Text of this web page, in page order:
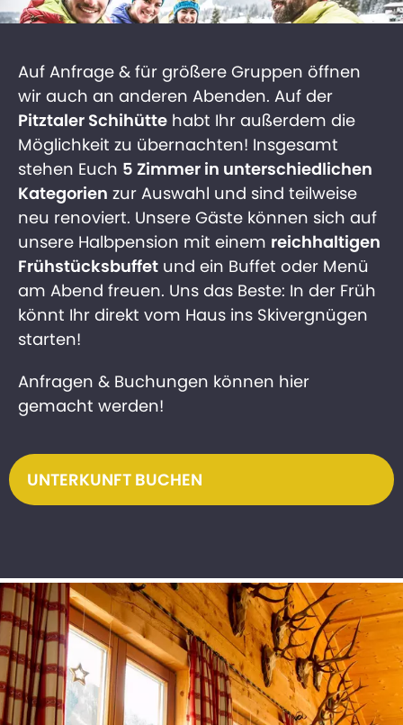
Auf Anfrage & für größere Gruppen öffnen
wir auch an anderen Abenden. Auf der
Pitztaler Schihütte habt Ihr außerdem die
Möglichkeit zu übernachten! Insgesamt
stehen Euch 5 Zimmer in unterschiedlichen
Kategorien zur Auswahl und sind teilweise
neu renoviert. Unsere Gäste können sich auf
unsere Halbpension mit einem reichhaltigen
Frühstücksbuffet und ein Buffet oder Menü
am Abend freuen. Uns das Beste: In der Früh
könnt Ihr direkt vom Haus ins Skivergnügen
starten!
Anfragen & Buchungen können hier
gemacht werden!
UNTERKUNFT BUCHEN